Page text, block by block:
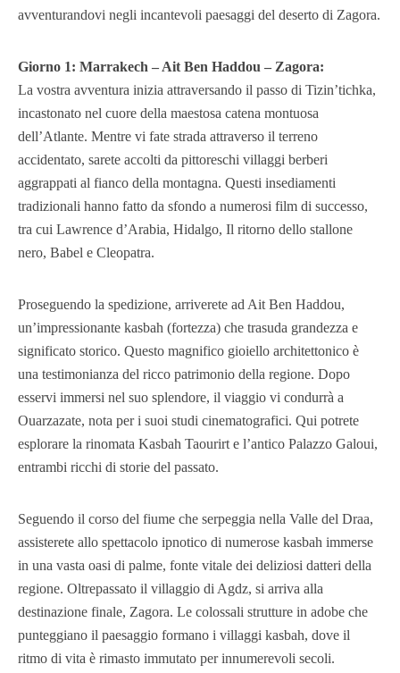
avventurandovi negli incantevoli paesaggi del deserto di Zagora.
Giorno 1: Marrakech – Ait Ben Haddou – Zagora:
La vostra avventura inizia attraversando il passo di Tizin’tichka,
incastonato nel cuore della maestosa catena montuosa
dell’Atlante. Mentre vi fate strada attraverso il terreno
accidentato, sarete accolti da pittoreschi villaggi berberi
aggrappati al fianco della montagna. Questi insediamenti
tradizionali hanno fatto da sfondo a numerosi film di successo,
tra cui Lawrence d’Arabia, Hidalgo, Il ritorno dello stallone
nero, Babel e Cleopatra.
Proseguendo la spedizione, arriverete ad Ait Ben Haddou,
un’impressionante kasbah (fortezza) che trasuda grandezza e
significato storico. Questo magnifico gioiello architettonico è
una testimonianza del ricco patrimonio della regione. Dopo
esservi immersi nel suo splendore, il viaggio vi condurrà a
Ouarzazate, nota per i suoi studi cinematografici. Qui potrete
esplorare la rinomata Kasbah Taourirt e l’antico Palazzo Galoui,
entrambi ricchi di storie del passato.
Seguendo il corso del fiume che serpeggia nella Valle del Draa,
assisterete allo spettacolo ipnotico di numerose kasbah immerse
in una vasta oasi di palme, fonte vitale dei deliziosi datteri della
regione. Oltrepassato il villaggio di Agdz, si arriva alla
destinazione finale, Zagora. Le colossali strutture in adobe che
punteggiano il paesaggio formano i villaggi kasbah, dove il
ritmo di vita è rimasto immutato per innumerevoli secoli.